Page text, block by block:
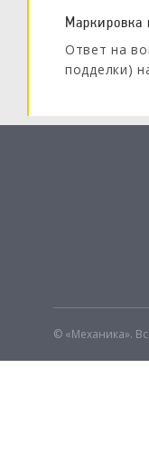
Маркировка
Ответ на
подделки)
© «Механика».